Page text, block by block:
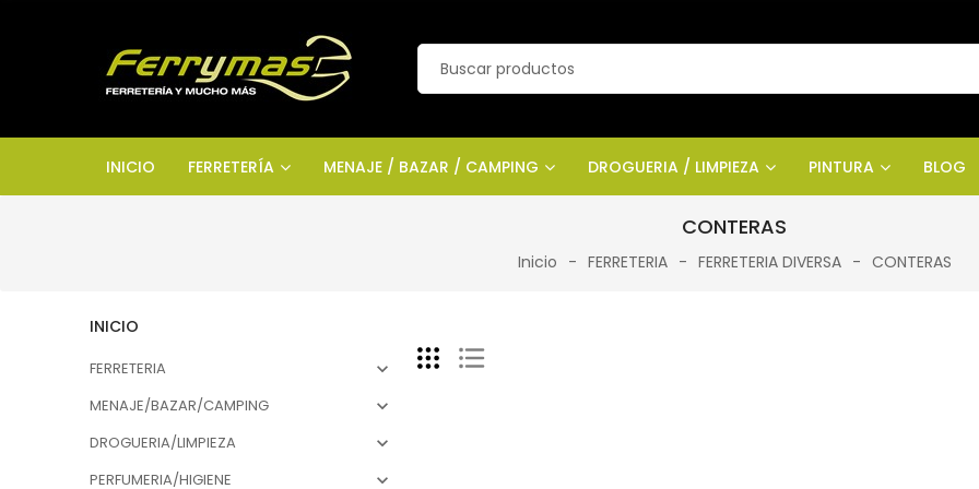
INICIO FERRETERÍA MENAJE / BAZAR / CAMPING DROGUERIA / LIMPIEZA PINTURA BLOG
CONTERAS
Inicio FERRETERIA FERRETERIA DIVERSA CONTERAS
INICIO
FERRETERIA 
MENAJE/BAZAR/CAMPING 
DROGUERIA/LIMPIEZA 
PERFUMERIA/HIGIENE 